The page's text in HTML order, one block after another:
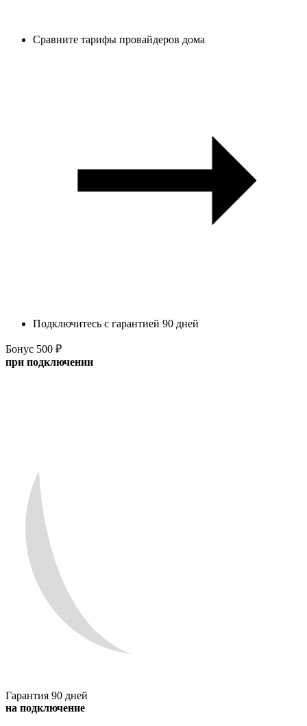
Сравните тарифы провайдеров дома
Подключитесь с гарантией 90 дней
Бонус 500 ₽
при подключении
Гарантия 90 дней
на подключение